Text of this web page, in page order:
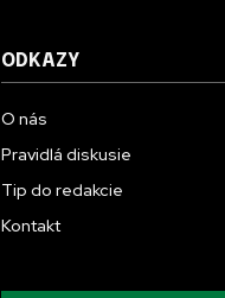
ODKAZY
O nás
Pravidlá diskusie
Tip do redakcie
Kontakt